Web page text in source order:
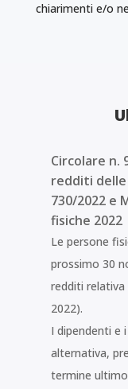
chiarimenti e/o
Circolare n.
redditi delle
730/2022 e
fisiche 2022
Le persone
prossimo 30
redditi relativa
2022).
I dipendenti e
alternativa,
termine